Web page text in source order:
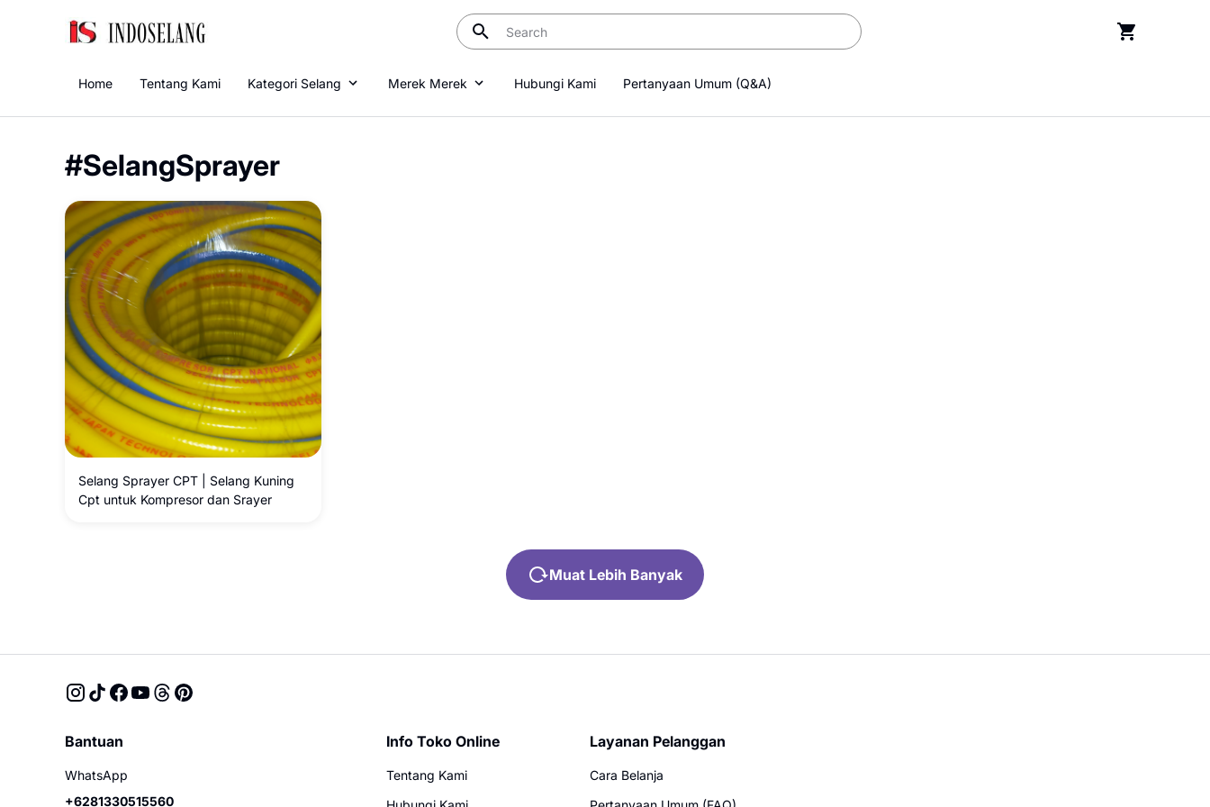
Home Tentang Kami Kategori Selang Merek Merek Hubungi Kami Pertanyaan Umum (Q&A)
#SelangSprayer
Selang Sprayer CPT | Selang Kuning
Cpt untuk Kompresor dan Srayer
Muat Lebih Banyak
Bantuan
WhatsApp
+6281330515560
Info Toko Online
Tentang Kami
Layanan Pelanggan
Cara Belanja